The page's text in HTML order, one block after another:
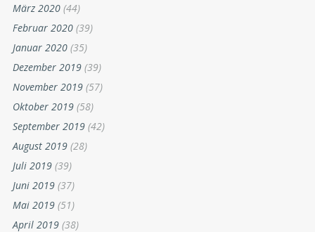
März 2020 (44)
Februar 2020 (39)
Januar 2020 (35)
Dezember 2019 (39)
November 2019 (57)
Oktober 2019 (58)
September 2019 (42)
August 2019 (28)
Juli 2019 (39)
Juni 2019 (37)
Mai 2019 (51)
April 2019 (38)